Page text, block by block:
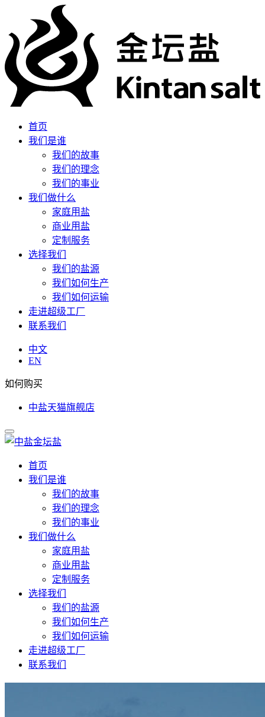
首页
我们是谁
我们的故事
我们的理念
我们的事业
我们做什么
家庭用盐
商业用盐
定制服务
选择我们
我们的盐源
我们如何生产
我们如何运输
走进超级工厂
联系我们
中文
EN
如何购买
中盐天猫旗舰店
首页
我们是谁
我们的故事
我们的理念
我们的事业
我们做什么
家庭用盐
商业用盐
定制服务
选择我们
我们的盐源
我们如何生产
我们如何运输
走进超级工厂
联系我们